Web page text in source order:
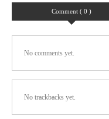
Comment ( 0 )
No comments yet.
No trackbacks yet.